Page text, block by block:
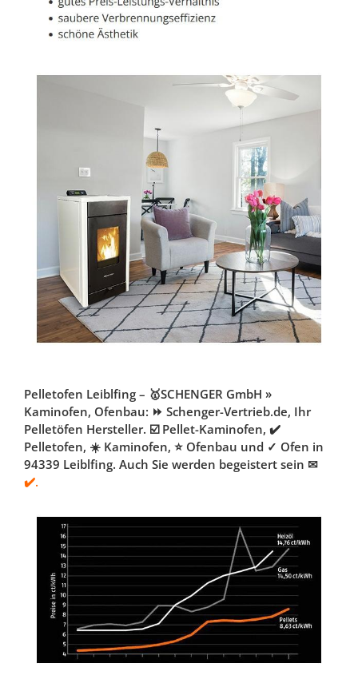
Pelletofen Leiblfing – 🥇SCHENGER GmbH »
Kaminofen, Ofenbau: ⏩ Schenger-Vertrieb.de, Ihr
Pelletöfen Hersteller. ☑️ Pellet-Kaminofen, ✔️
Pelletofen, ☀️ Kaminofen, ⭐ Ofenbau und ✓ Ofen in
94339 Leiblfing. Auch Sie werden begeistert sein ✉
✔️.